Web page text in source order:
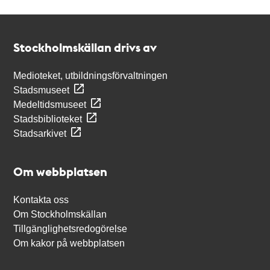
Stockholmskällan drivs av
Medioteket, utbildningsförvaltningen
Stadsmuseet
Medeltidsmuseet
Stadsbiblioteket
Stadsarkivet
Om webbplatsen
Kontakta oss
Om Stockholmskällan
Tillgänglighetsredogörelse
Om kakor på webbplatsen